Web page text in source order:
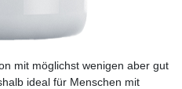
mit möglichst wenigen aber gut
ideal für Menschen mit